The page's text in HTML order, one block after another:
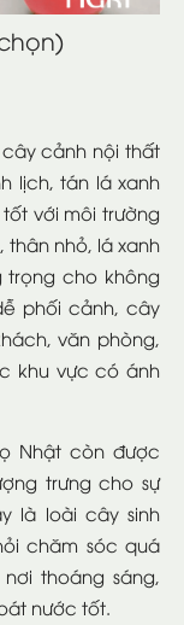
cảnh nội thất
lịch, tán lá xanh
với môi trường
thân nhỏ, lá xanh
cho không
phối cảnh, cây
văn phòng,
khu vực có ánh
Nhật còn được
trưng cho sự
là loài cây sinh
chăm sóc quá
thoáng sáng,
nước tốt.